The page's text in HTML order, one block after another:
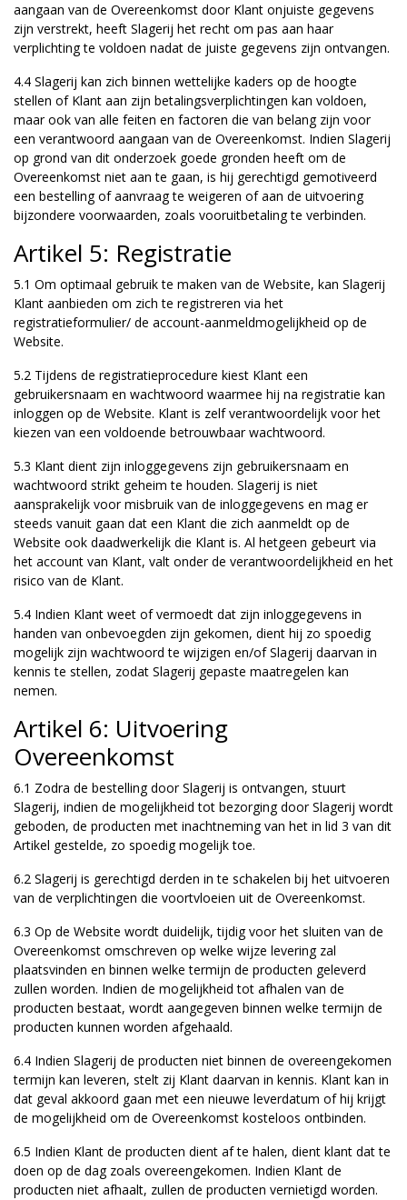
aangaan van de Overeenkomst door Klant onjuiste gegevens
zijn verstrekt, heeft Slagerij het recht om pas aan haar
verplichting te voldoen nadat de juiste gegevens zijn ontvangen.
4.4 Slagerij kan zich binnen wettelijke kaders op de hoogte
stellen of Klant aan zijn betalingsverplichtingen kan voldoen,
maar ook van alle feiten en factoren die van belang zijn voor
een verantwoord aangaan van de Overeenkomst. Indien Slagerij
op grond van dit onderzoek goede gronden heeft om de
Overeenkomst niet aan te gaan, is hij gerechtigd gemotiveerd
een bestelling of aanvraag te weigeren of aan de uitvoering
bijzondere voorwaarden, zoals vooruitbetaling te verbinden.
Artikel 5: Registratie
5.1 Om optimaal gebruik te maken van de Website, kan Slagerij
Klant aanbieden om zich te registreren via het
registratieformulier/ de account-aanmeldmogelijkheid op de
Website.
5.2 Tijdens de registratieprocedure kiest Klant een
gebruikersnaam en wachtwoord waarmee hij na registratie kan
inloggen op de Website. Klant is zelf verantwoordelijk voor het
kiezen van een voldoende betrouwbaar wachtwoord.
5.3 Klant dient zijn inloggegevens zijn gebruikersnaam en
wachtwoord strikt geheim te houden. Slagerij is niet
aansprakelijk voor misbruik van de inloggegevens en mag er
steeds vanuit gaan dat een Klant die zich aanmeldt op de
Website ook daadwerkelijk die Klant is. Al hetgeen gebeurt via
het account van Klant, valt onder de verantwoordelijkheid en het
risico van de Klant.
5.4 Indien Klant weet of vermoedt dat zijn inloggegevens in
handen van onbevoegden zijn gekomen, dient hij zo spoedig
mogelijk zijn wachtwoord te wijzigen en/of Slagerij daarvan in
kennis te stellen, zodat Slagerij gepaste maatregelen kan
nemen.
Artikel 6: Uitvoering
Overeenkomst
6.1 Zodra de bestelling door Slagerij is ontvangen, stuurt
Slagerij, indien de mogelijkheid tot bezorging door Slagerij wordt
geboden, de producten met inachtneming van het in lid 3 van dit
Artikel gestelde, zo spoedig mogelijk toe.
6.2 Slagerij is gerechtigd derden in te schakelen bij het uitvoeren
van de verplichtingen die voortvloeien uit de Overeenkomst.
6.3 Op de Website wordt duidelijk, tijdig voor het sluiten van de
Overeenkomst omschreven op welke wijze levering zal
plaatsvinden en binnen welke termijn de producten geleverd
zullen worden. Indien de mogelijkheid tot afhalen van de
producten bestaat, wordt aangegeven binnen welke termijn de
producten kunnen worden afgehaald.
6.4 Indien Slagerij de producten niet binnen de overeengekomen
termijn kan leveren, stelt zij Klant daarvan in kennis. Klant kan in
dat geval akkoord gaan met een nieuwe leverdatum of hij krijgt
de mogelijkheid om de Overeenkomst kosteloos ontbinden.
6.5 Indien Klant de producten dient af te halen, dient klant dat te
doen op de dag zoals overeengekomen. Indien Klant de
producten niet afhaalt, zullen de producten vernietigd worden.